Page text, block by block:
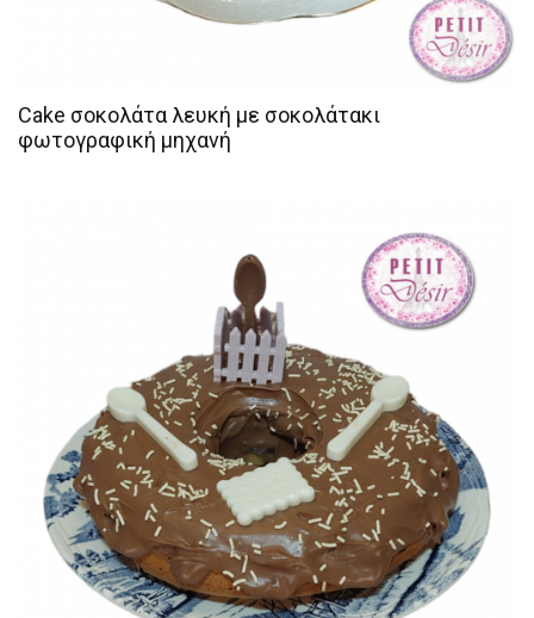
Cake σοκολάτα λευκή με σοκολάτακι
φωτογραφική μηχανή